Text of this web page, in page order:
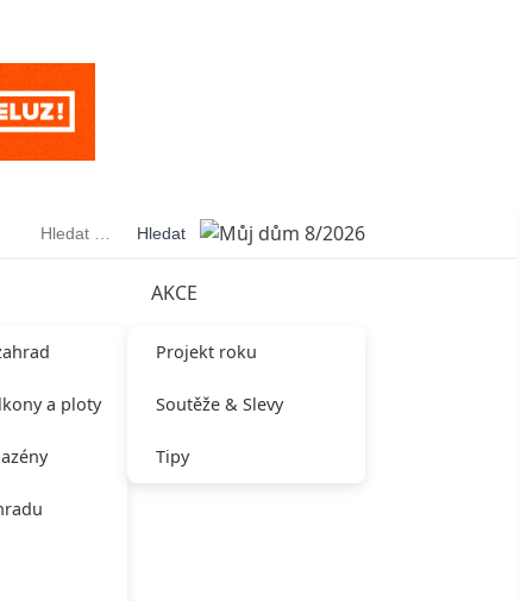
Vyhledávání
a ploty
AKCE
Projekt roku
Soutěže & Slevy
Tipy